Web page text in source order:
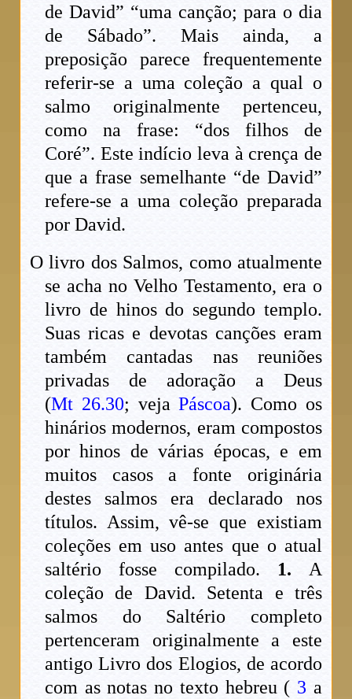
de David” “uma canção; para o dia
de Sábado”. Mais ainda, a
preposição parece frequentemente
referir-se a uma coleção a qual o
salmo originalmente pertenceu,
como na frase: “dos filhos de
Coré”. Este indício leva à crença de
que a frase semelhante “de David”
refere-se a uma coleção preparada
por David.
O livro dos Salmos, como atualmente
se acha no Velho Testamento, era o
livro de hinos do segundo templo.
Suas ricas e devotas canções eram
também cantadas nas reuniões
privadas de adoração a Deus
(Mt 26.30; vejaPáscoa). Como os
hinários modernos, eram compostos
por hinos de várias épocas, e em
muitos casos a fonte originária
destes salmos era declarado nos
títulos. Assim, vê-se que existiam
coleções em uso antes que o atual
saltério fosse compilado. 1. A
coleção de David. Setenta e três
salmos do Saltério completo
pertenceram originalmente a este
antigo Livro dos Elogios, de acordo
com as notas no texto hebreu ( 3 a